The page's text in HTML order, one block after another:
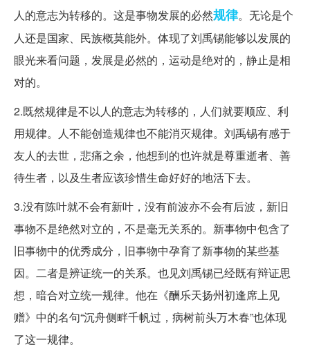
人的意志为转移的。这是事物发展的必然规律。无论是个
人还是国家、民族概莫能外。体现了刘禹锡能够以发展的
眼光来看问题，发展是必然的，运动是绝对的，静止是相
对的。
2.既然规律是不以人的意志为转移的，人们就要顺应、利
用规律。人不能创造规律也不能消灭规律。刘禹锡有感于
友人的去世，悲痛之余，他想到的也许就是尊重逝者、善
待生者，以及生者应该珍惜生命好好的地活下去。
3.没有陈叶就不会有新叶，没有前波亦不会有后波，新旧
事物不是绝然对立的，不是毫无关系的。新事物中包含了
旧事物中的优秀成分，旧事物中孕育了新事物的某些基
因。二者是辨证统一的关系。也见刘禹锡已经既有辩证思
想，暗合对立统一规律。他在《酬乐天扬州初逢席上见
赠》中的名句“沉舟侧畔千帆过，病树前头万木春”也体现
了这一规律。